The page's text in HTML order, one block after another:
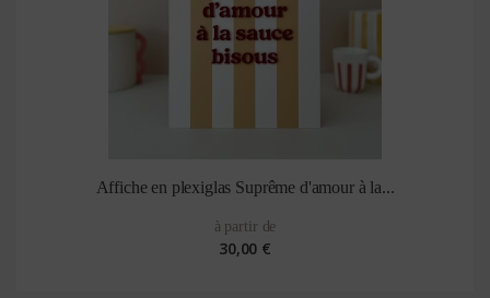
Affiche en plexiglas Suprême d'amour à la...
à partir de
30,00 €